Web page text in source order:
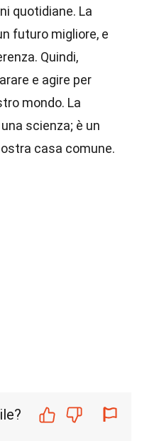
quotidiane. La
futuro migliore, e
Quindi,
e agire per
mondo. La
scienza; è un
casa comune.